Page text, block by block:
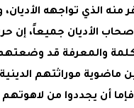
منه الذي تواجهه الأديان،
الأديان جميعاً، إن
والمعرفة قد
ماضوية موراثتهم
فإما أن يجددوا من